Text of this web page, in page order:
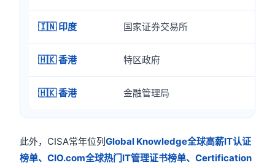
🇮🇳 印度 国家证券交易所
🇭🇰 香港 特区政府
🇭🇰 香港 金融管理局
此外，CISA常年位列Global Knowledge全球高薪IT认证
榜单、CIO.com全球热门IT管理证书榜单、Certification